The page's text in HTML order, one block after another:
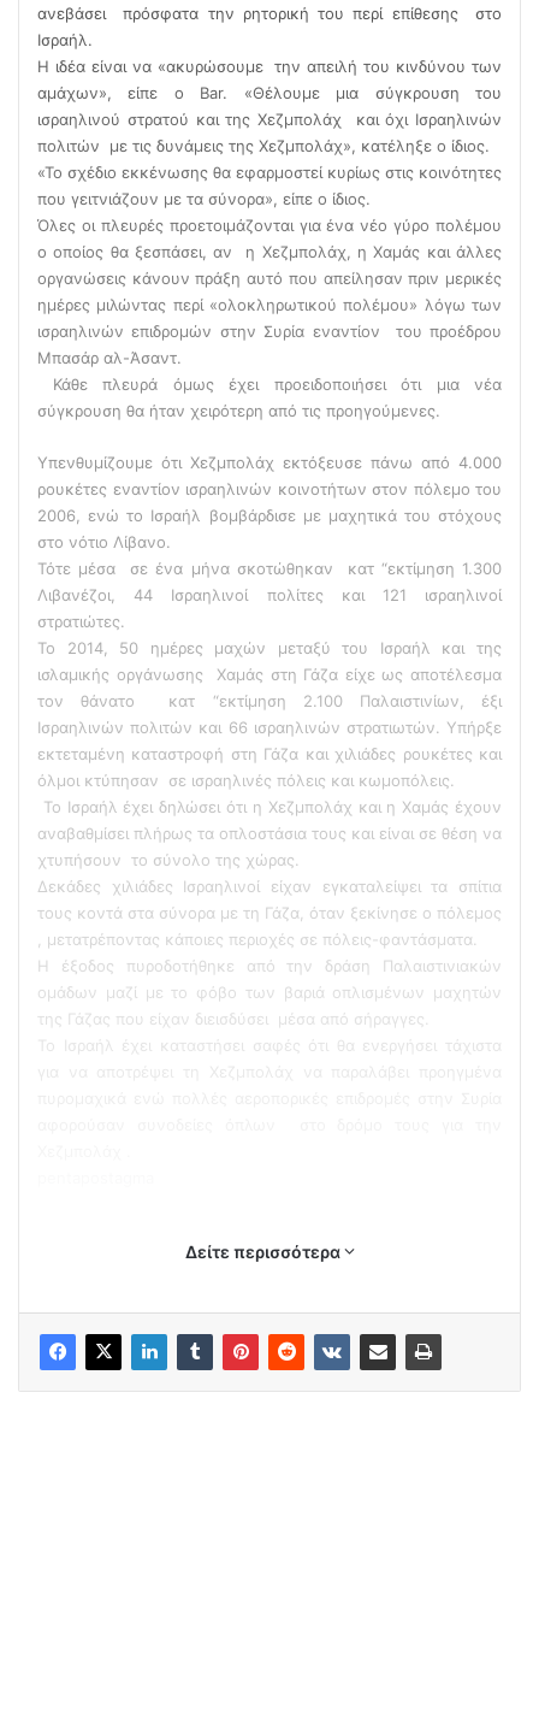
ανεβάσει πρόσφατα την ρητορική του περί επίθεσης στο
Ισραήλ.
Η ιδέα είναι να «ακυρώσουμε την απειλή του κινδύνου των
αμάχων», είπε ο Bar. «Θέλουμε μια σύγκρουση του
ισραηλινού στρατού και της Χεζμπολάχ και όχι Ισραηλινών
πολιτών με τις δυνάμεις της Χεζμπολάχ», κατέληξε ο ίδιος.
«Το σχέδιο εκκένωσης θα εφαρμοστεί κυρίως στις κοινότητες
που γειτνιάζουν με τα σύνορα», είπε ο ίδιος.
Όλες οι πλευρές προετοιμάζονται για ένα νέο γύρο πολέμου
ο οποίος θα ξεσπάσει, αν η Χεζμπολάχ, η Χαμάς και άλλες
οργανώσεις κάνουν πράξη αυτό που απείλησαν πριν μερικές
ημέρες μιλώντας περί «ολοκληρωτικού πολέμου» λόγω των
ισραηλινών επιδρομών στην Συρία εναντίον του προέδρου
Μπασάρ αλ-Άσαντ.
Κάθε πλευρά όμως έχει προειδοποιήσει ότι μια νέα
σύγκρουση θα ήταν χειρότερη από τις προηγούμενες.
Υπενθυμίζουμε ότι Χεζμπολάχ εκτόξευσε πάνω από 4.000
ρουκέτες εναντίον ισραηλινών κοινοτήτων στον πόλεμο του
2006, ενώ το Ισραήλ βομβάρδισε με μαχητικά του στόχους
στο νότιο Λίβανο.
Τότε μέσα σε ένα μήνα σκοτώθηκαν κατ “εκτίμηση 1.300
Λιβανέζοι, 44 Ισραηλινοί πολίτες και 121 ισραηλινοί
στρατιώτες.
Το 2014, 50 ημέρες μαχών μεταξύ του Ισραήλ και της
ισλαμικής οργάνωσης Χαμάς στη Γάζα είχε ως αποτέλεσμα
τον θάνατο κατ “εκτίμηση 2.100 Παλαιστινίων, έξι
Ισραηλινών πολιτών και 66 ισραηλινών στρατιωτών. Υπήρξε
εκτεταμένη καταστροφή στη Γάζα και χιλιάδες ρουκέτες και
όλμοι κτύπησαν σε ισραηλινές πόλεις και κωμοπόλεις.
Το Ισραήλ έχει δηλώσει ότι η Χεζμπολάχ και η Χαμάς έχουν
αναβαθμίσει πλήρως τα οπλοστάσια τους και είναι σε θέση να
χτυπήσουν το σύνολο της χώρας.
Δεκάδες χιλιάδες Ισραηλινοί είχαν εγκαταλείψει τα σπίτια
τους κοντά στα σύνορα με τη Γάζα, όταν ξεκίνησε ο πόλεμος
, μετατρέποντας κάποιες περιοχές σε πόλεις-φαντάσματα.
Η έξοδος πυροδοτήθηκε από την δράση Παλαιστινιακών
ομάδων μαζί με το φόβο των βαριά οπλισμένων μαχητών
της Γάζας που είχαν διεισδύσει μέσα από σήραγγες.
Το Ισραήλ έχει καταστήσει σαφές ότι θα ενεργήσει τάχιστα
Δείτε περισσότερα